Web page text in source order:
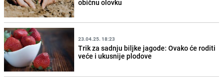
običnu olovku
23.04.25. 18:23
Trik za sadnju biljke jagode: Ovako će roditi
veće i ukusnije plodove